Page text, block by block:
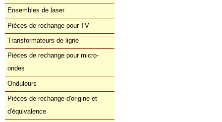
Ensembles de laser
Pièces de rechange pour TV
Transformateurs de ligne
Pièces de rechange pour micro-
ondes
Onduleurs
Pièces de rechange d'origine et
d'équivalence